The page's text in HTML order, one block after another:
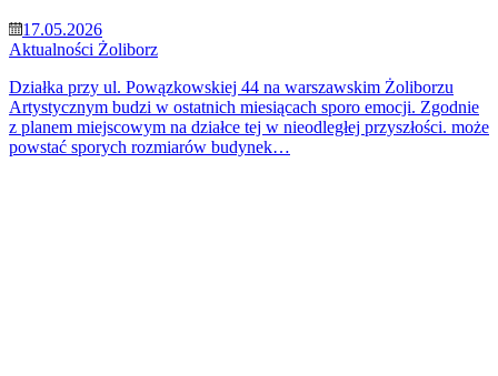
17.05.2026
Aktualności Żoliborz
Działka przy ul. Powązkowskiej 44 na warszawskim Żoliborzu
Artystycznym budzi w ostatnich miesiącach sporo emocji. Zgodnie
z planem miejscowym na działce tej w nieodległej przyszłości. może
powstać sporych rozmiarów budynek…